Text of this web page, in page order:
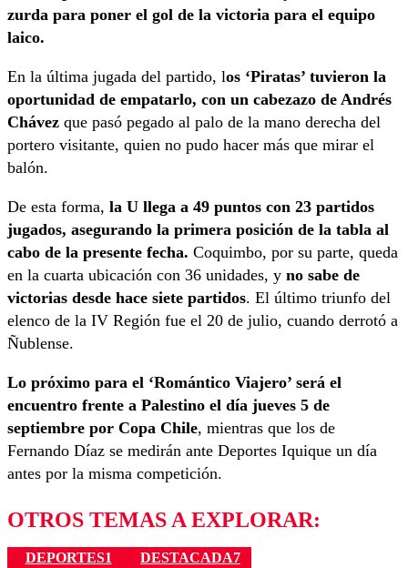
zurda para poner el gol de la victoria para el equipo
laico.
En la última jugada del partido, los ‘Piratas’ tuvieron la
oportunidad de empatarlo, con un cabezazo de Andrés
Chávez que pasó pegado al palo de la mano derecha del
portero visitante, quien no pudo hacer más que mirar el
balón.
De esta forma, la U llega a 49 puntos con 23 partidos
jugados, asegurando la primera posición de la tabla al
cabo de la presente fecha. Coquimbo, por su parte, queda
en la cuarta ubicación con 36 unidades, y no sabe de
victorias desde hace siete partidos. El último triunfo del
elenco de la IV Región fue el 20 de julio, cuando derrotó a
Ñublense.
Lo próximo para el ‘Romántico Viajero’ será el
encuentro frente a Palestino el día jueves 5 de
septiembre por Copa Chile, mientras que los de
Fernando Díaz se medirán ante Deportes Iquique un día
antes por la misma competición.
OTROS TEMAS A EXPLORAR:
DEPORTES1
DESTACADA7